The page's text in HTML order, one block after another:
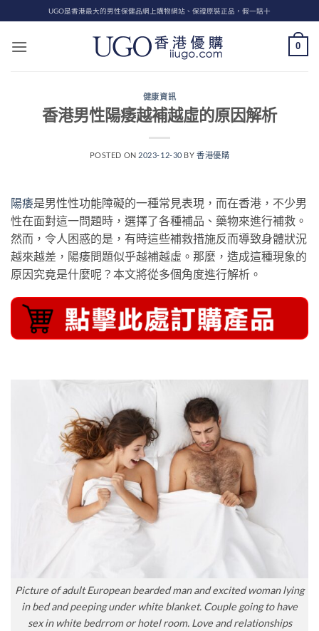
to
content
UGO是香港最大的男性保健品網上購物網站、保證原裝正品，假一賠十
0
健康資訊
香港男性陽痿越補越虛的原因解析
POSTED ON 2023-12-30 BY香港優購
陽痿是男性性功能障礙的一種常見表現，而在香港，不少男
性在面對這一問題時，選擇了各種補品、藥物來進行補救。
然而，令人困惑的是，有時這些補救措施反而導致身體狀況
越來越差，陽痿問題似乎越補越虛。那麼，造成這種現象的
原因究竟是什麼呢？本文將從多個角度進行解析。
Picture of adult European bearded man and excited woman lying
in bed and peeping under white blanket. Couple going to have
sex in white bedrrom or hotel room. Love and relationships